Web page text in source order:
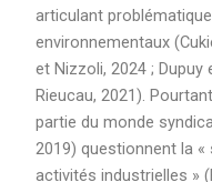
articulant
environnementaux
et Nizzoli, 2024 ; Dupuy
Rieucau, 2021).
partie du monde
2019) questionnent la
activités industrielles »